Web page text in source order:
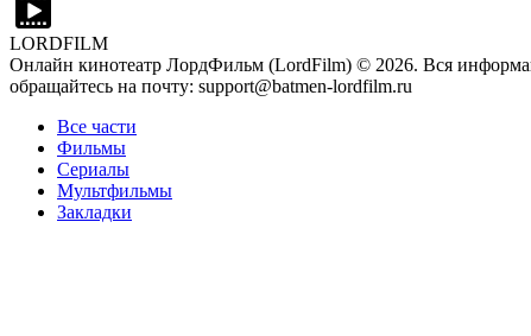
LORDFILM
Онлайн кинотеатр ЛордФильм (LordFilm) © 2026. Вся
обращайтесь на почту: support@batmen-lordfilm.ru
Все части
Фильмы
Сериалы
Мультфильмы
Закладки